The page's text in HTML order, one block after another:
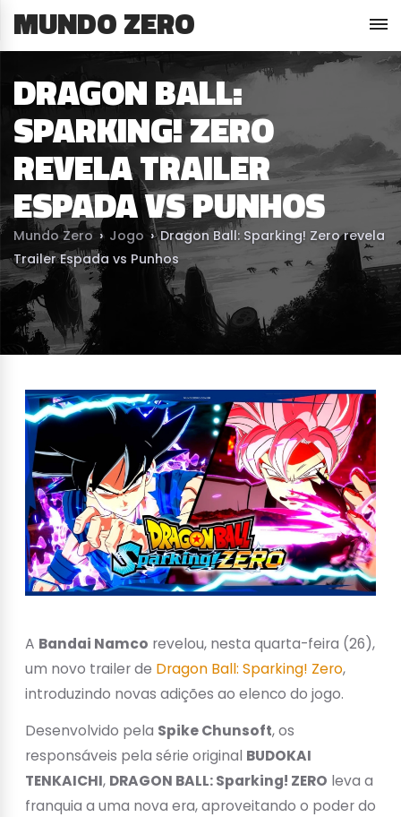
MUNDO ZERO
DRAGON BALL:
SPARKING! ZERO
REVELA TRAILER
ESPADA VS PUNHOS
Mundo Zero › Jogo › Dragon Ball: Sparking! Zero revela
Trailer Espada vs Punhos
A Bandai Namco revelou, nesta quarta-feira (26),
um novo trailer de Dragon Ball: Sparking! Zero,
introduzindo novas adições ao elenco do jogo.
Desenvolvido pela Spike Chunsoft, os
responsáveis pela série original BUDOKAI
TENKAICHI, DRAGON BALL: Sparking! ZERO leva a
franquia a uma nova era, aproveitando o poder do